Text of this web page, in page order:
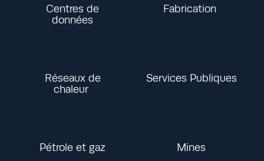
Centres de
données
Fabrication
Réseaux de
chaleur
Services Publiques
Pétrole et gaz Mines